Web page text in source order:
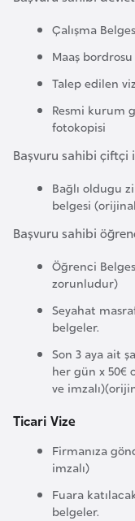
Çalışma
Maaş bordrosu
Talep edilen
Resmi kurum
fotokopisi
Başvuru sahibi çiftçi
Bağlı oldugu
belgesi
Başvuru sahibi
Öğrenci
zorunludur)
Seyahat
belgeler.
Son 3 aya ait
her gün x 50€
ve
Ticari Vize
Firmanıza
imzalı)
Fuara
belgeler.
B
a
B